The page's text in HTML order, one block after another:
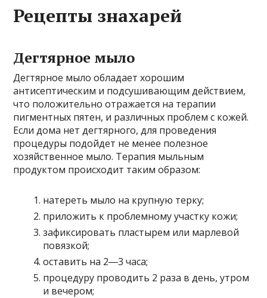
Рецепты знахарей
Дегтярное мыло
Дегтярное мыло обладает хорошим
антисептическим и подсушивающим действием,
что положительно отражается на терапии
пигментных пятен, и различных проблем с кожей.
Если дома нет дегтярного, для проведения
процедуры подойдет не менее полезное
хозяйственное мыло. Терапия мыльным
продуктом происходит таким образом:
натереть мыло на крупную терку;
приложить к проблемному участку кожи;
зафиксировать пластырем или марлевой
повязкой;
оставить на 2―3 часа;
процедуру проводить 2 раза в день, утром
и вечером;